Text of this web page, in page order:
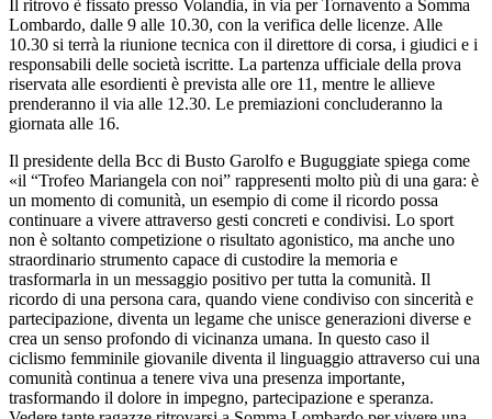
Il ritrovo è fissato presso Volandia, in via per Tornavento a Somma
Lombardo, dalle 9 alle 10.30, con la verifica delle licenze. Alle
10.30 si terrà la riunione tecnica con il direttore di corsa, i giudici e i
responsabili delle società iscritte. La partenza ufficiale della prova
riservata alle esordienti è prevista alle ore 11, mentre le allieve
prenderanno il via alle 12.30. Le premiazioni concluderanno la
giornata alle 16.
Il presidente della Bcc di Busto Garolfo e Buguggiate spiega come
«il “Trofeo Mariangela con noi” rappresenti molto più di una gara: è
un momento di comunità, un esempio di come il ricordo possa
continuare a vivere attraverso gesti concreti e condivisi. Lo sport
non è soltanto competizione o risultato agonistico, ma anche uno
straordinario strumento capace di custodire la memoria e
trasformarla in un messaggio positivo per tutta la comunità. Il
ricordo di una persona cara, quando viene condiviso con sincerità e
partecipazione, diventa un legame che unisce generazioni diverse e
crea un senso profondo di vicinanza umana. In questo caso il
ciclismo femminile giovanile diventa il linguaggio attraverso cui una
comunità continua a tenere viva una presenza importante,
trasformando il dolore in impegno, partecipazione e speranza.